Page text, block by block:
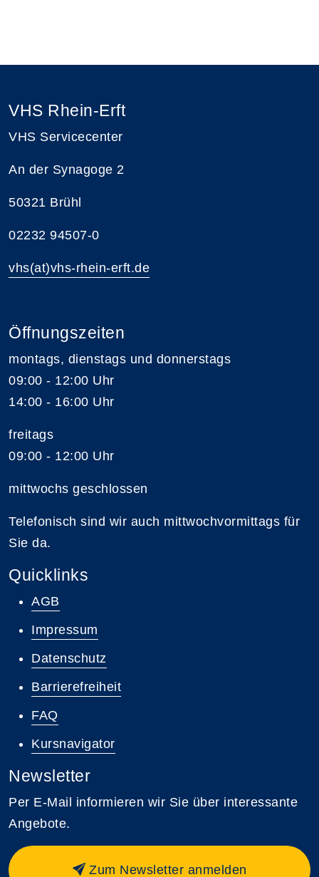
VHS Rhein-Erft
VHS Servicecenter
An der Synagoge 2
50321 Brühl
02232 94507-0
vhs(at)vhs-rhein-erft.de
Öffnungszeiten
montags, dienstags und donnerstags
09:00 - 12:00 Uhr
14:00 - 16:00 Uhr
freitags
09:00 - 12:00 Uhr
mittwochs geschlossen
Telefonisch sind wir auch mittwochvormittags für
Sie da.
Quicklinks
AGB
Impressum
Datenschutz
Barrierefreiheit
FAQ
Kursnavigator
Newsletter
Per E-Mail informieren wir Sie über interessante
Angebote.
Zum Newsletter anmelden